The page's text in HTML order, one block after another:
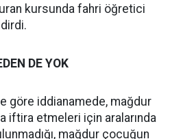
kursunda fahri öğretici
DE YOK
göre iddianamede, mağdur
iftira etmeleri için aralarında
mağdur çocuğun